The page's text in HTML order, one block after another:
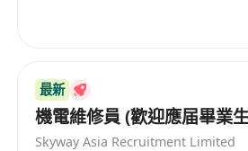
持有大專／高級文憑或以上
先
具備基本電子系統及設備知
工作態度積極主動，願意學
最新
機電維修員 (歡迎應届畢業
Skyway Asia Recruitment Limited